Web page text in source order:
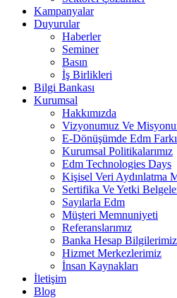
Kampanyalar
Duyurular
Haberler
Seminer
Basın
İş Birlikleri
Bilgi Bankası
Kurumsal
Hakkımızda
Vizyonumuz Ve
E-Dönüşümde Edm Farkı
Kurumsal Politikalarımız
Edm Technologies Days
Kişisel Veri Aydınlatma
Sertifika Ve Yetki
Sayılarla Edm
Müşteri Memnuniyeti
Referanslarımız
Banka Hesap Bilgilerimiz
Hizmet Merkezlerimiz
İnsan Kaynakları
İletişim
Blog